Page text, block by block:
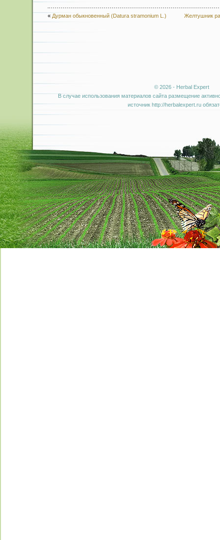
« Дурман обыкновенный (Datura stramonium L.) Желтушник
© 2026 - Herbal Expert
В случае использования материалов сайта размещение
источник http://herbalexpert.ru